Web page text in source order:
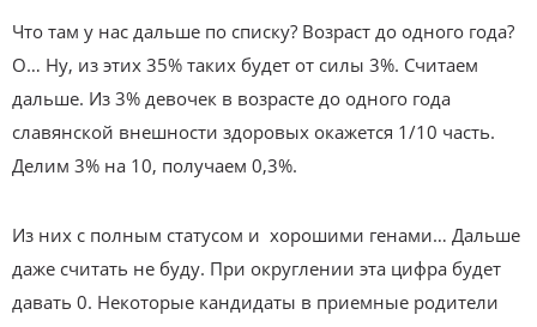
Что там у нас дальше по списку? Возраст до одного года?
О… Ну, из этих 35% таких будет от силы 3%. Считаем
дальше. Из 3% девочек в возрасте до одного года
славянской внешности здоровых окажется 1/10 часть.
Делим 3% на 10, получаем 0,3%.
Из них с полным статусом и хорошими генами… Дальше
даже считать не буду. При округлении эта цифра будет
давать 0. Некоторые кандидаты в приемные родители